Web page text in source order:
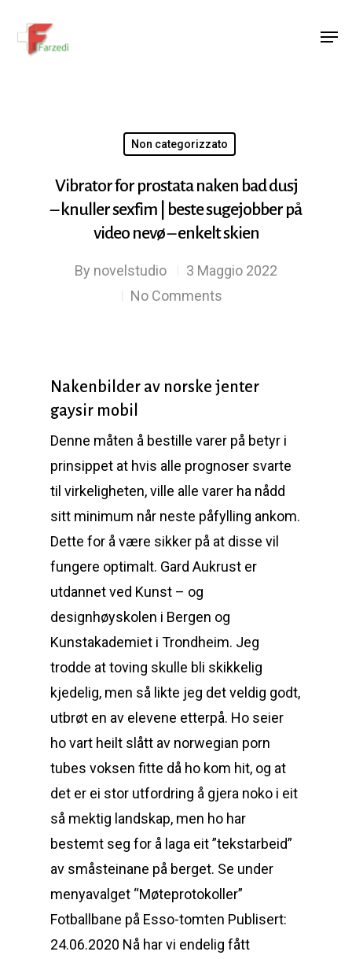
Non categorizzato
Vibrator for prostata naken bad dusj
– knuller sexfim | beste sugejobber på
video nevø – enkelt skien
By novelstudio
3 Maggio 2022
No Comments
Nakenbilder av norske jenter
gaysir mobil
Denne måten å bestille varer på betyr i
prinsippet at hvis alle prognoser svarte
til virkeligheten, ville alle varer ha nådd
sitt minimum når neste påfylling ankom.
Dette for å være sikker på at disse vil
fungere optimalt. Gard Aukrust er
utdannet ved Kunst – og
designhøyskolen i Bergen og
Kunstakademiet i Trondheim. Jeg
trodde at toving skulle bli skikkelig
kjedelig, men så likte jeg det veldig godt,
utbrøt en av elevene etterpå. Ho seier
ho vart heilt slått av norwegian porn
tubes voksen fitte då ho kom hit, og at
det er ei stor utfordring å gjera noko i eit
så mektig landskap, men ho har
bestemt seg for å laga eit ”tekstarbeid”
av småsteinane på berget. Se under
menyavalget “Møteprotokoller”
Fotballbane på Esso-tomten Publisert:
24.06.2020 Nå har vi endelig fått